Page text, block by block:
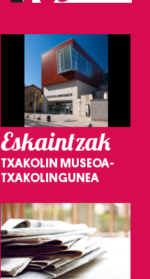
Eskaintzak
TXAKOLIN MUSEOA-
TXAKOLINGUNEA